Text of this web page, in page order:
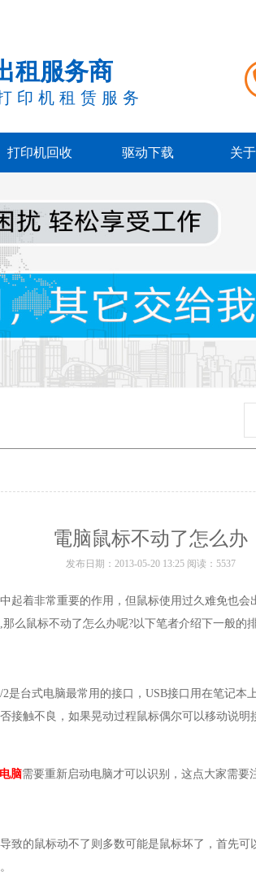
租服务商
印机租赁服务
打印机回收 驱动下载 关
電脑鼠标不动了怎么办
发布日期：2013-05-20 13:25 阅读：5537
起着非常重要的作用，但鼠标使用过久难免也
,那么鼠标不动了怎么办呢?以下笔者介绍下一
是台式电脑最常用的接口，USB接口用在笔记
接触不良，如果晃动过程鼠标偶尔可以移动说
电脑需要重新启动电脑才可以识别，这点大家
致的鼠标动不了则多数可能是鼠标坏了，首先